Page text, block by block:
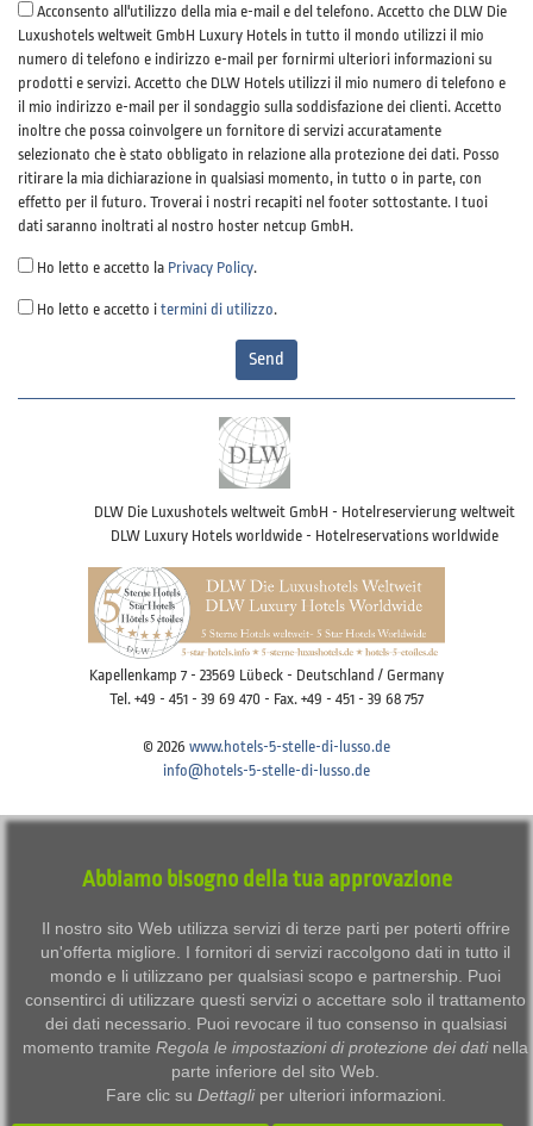
Acconsento all'utilizzo della mia e-mail e del telefono. Accetto che DLW Die
Luxushotels weltweit GmbH Luxury Hotels in tutto il mondo utilizzi il mio
numero di telefono e indirizzo e-mail per fornirmi ulteriori informazioni su
prodotti e servizi. Accetto che DLW Hotels utilizzi il mio numero di telefono e
il mio indirizzo e-mail per il sondaggio sulla soddisfazione dei clienti. Accetto
inoltre che possa coinvolgere un fornitore di servizi accuratamente
selezionato che è stato obbligato in relazione alla protezione dei dati. Posso
ritirare la mia dichiarazione in qualsiasi momento, in tutto o in parte, con
effetto per il futuro. Troverai i nostri recapiti nel footer sottostante. I tuoi
dati saranno inoltrati al nostro hoster netcup GmbH.
Ho letto e accetto la Privacy Policy.
Ho letto e accetto i termini di utilizzo.
Send
DLW Die Luxushotels weltweit GmbH - Hotelreservierung weltweit
DLW Luxury Hotels worldwide - Hotelreservations worldwide
Kapellenkamp 7 - 23569 Lübeck - Deutschland / Germany
Tel. +49 - 451 - 39 69 470 - Fax. +49 - 451 - 39 68 757
© 2026 www.hotels-5-stelle-di-lusso.de
info@hotels-5-stelle-di-lusso.de
Abbiamo bisogno della tua approvazione
Il nostro sito Web utilizza servizi di terze parti per poterti offrire
un'offerta migliore. I fornitori di servizi raccolgono dati in tutto il
mondo e li utilizzano per qualsiasi scopo e partnership. Puoi
consentirci di utilizzare questi servizi o accettare solo il trattamento
dei dati necessario. Puoi revocare il tuo consenso in qualsiasi
momento tramite Regola le impostazioni di protezione dei datinella
parte inferiore del sito Web.
Fare clic su Dettagliper ulteriori informazioni.